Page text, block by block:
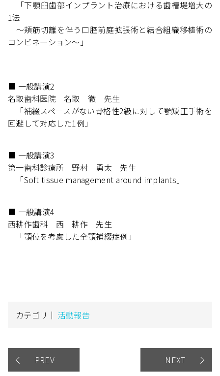
「下顎臼歯部インプラント治療における歯槽堤増大の
1法
〜頬筋切離を伴う口腔前庭拡張術と結合組織移植術の
コンビネーション〜」
■ 一般講演2
名取歯科医院 名取 徹 先生
「補綴スペースがない骨格性2級に対して顎矯正手術を
回避して対応した1例」
■ 一般講演3
第一歯科診療所 野村 勇太 先生
「Soft tissue management around implants」
■ 一般講演4
西耕作歯科 西 耕作 先生
「顎位を考慮した全顎補綴症例」
カテゴリ｜ 活動報告
PREV NEXT